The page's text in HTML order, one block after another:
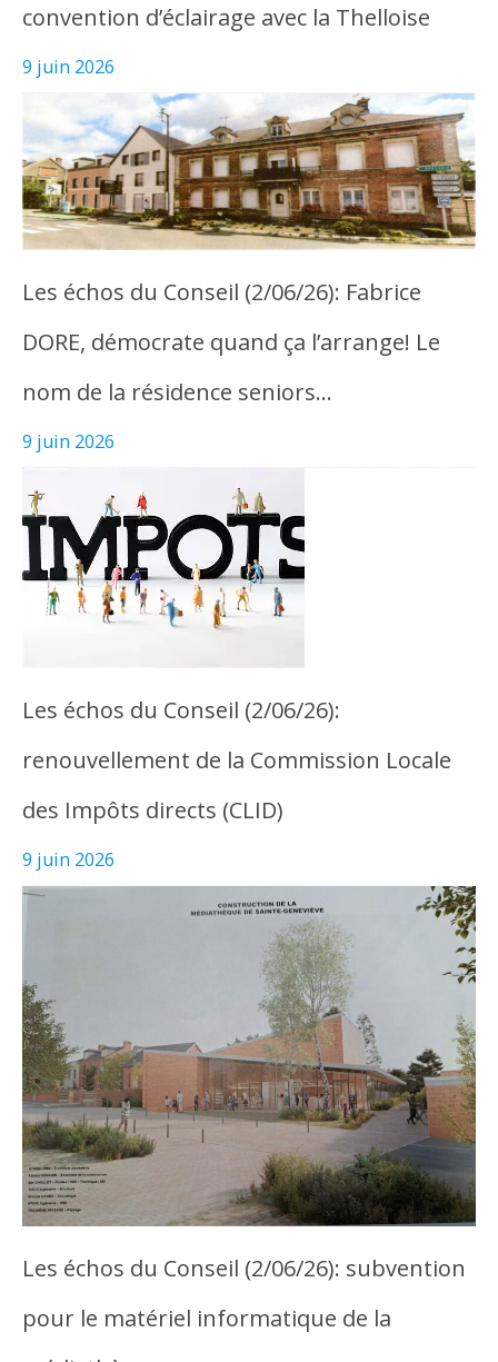
convention d’éclairage avec la Thelloise
9 juin 2026
Les échos du Conseil (2/06/26): Fabrice
DORE, démocrate quand ça l’arrange! Le
nom de la résidence seniors…
9 juin 2026
Les échos du Conseil (2/06/26):
renouvellement de la Commission Locale
des Impôts directs (CLID)
9 juin 2026
Les échos du Conseil (2/06/26): subvention
pour le matériel informatique de la